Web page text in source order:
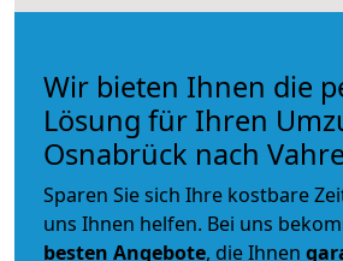
Wir bieten Ihnen die
Lösung für Ihren
Osnabrück nach
Sparen Sie sich Ihre kostbare
uns Ihnen helfen. Bei uns
besten Angebote, die Ihnen